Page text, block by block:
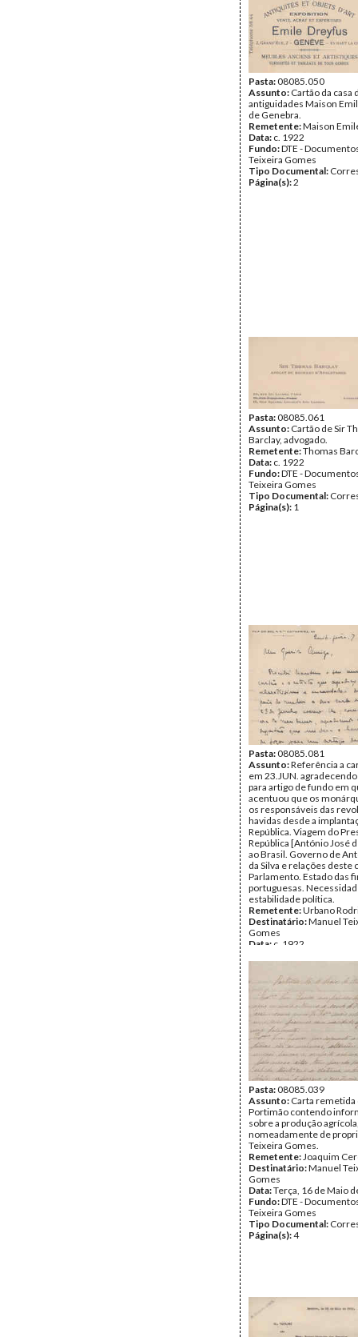
Pasta:08085.050
Assunto: Cartão da casa
antiguidades Maison
de Genebra.
Remetente:Maison
Data: c. 1922
Fundo:DTE -
Teixeira Gomes
Tipo Documental:
Página(s):2
Pasta:08085.061
Assunto: Cartão de Sir
Barclay, advogado.
Remetente:Thomas
Data: c. 1922
Fundo:DTE -
Teixeira Gomes
Tipo Documental:
Página(s): 1
Pasta:08085.081
Assunto:Referência a
em 23.JUN.
para artigo de fundo em
acentuou que os
os responsáveis das
havidas desde a
República. Viagem do
República [António José
ao Brasil. Governo de
da Silva e relações deste
Parlamento. Estado das
portuguesas.
estabilidade política.
Remetente:Urbano
Destinatário:Manuel
Gomes
Data: c. 1922
Tipo Documental:
Página(s):
Pasta:08085.039
Assunto: Carta remetida
Portimão contendo
sobre a produção
nomeadamente de
Teixeira Gomes.
Remetente:Joaquim
Destinatário:Manuel
Gomes
Data:Terça, 16 de Maio
Fundo:DTE -
Teixeira Gomes
Tipo Documental:
Página(s):4